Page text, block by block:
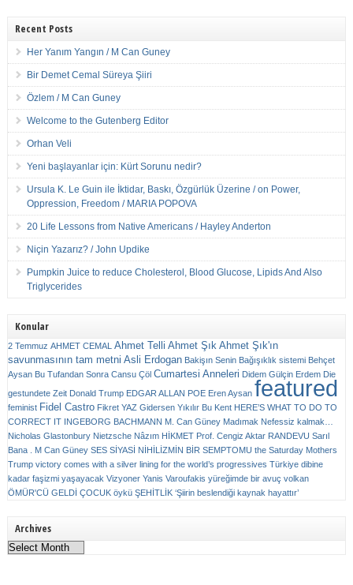
Recent Posts
Her Yanım Yangın / M Can Guney
Bir Demet Cemal Süreya Şiiri
Özlem / M Can Guney
Welcome to the Gutenberg Editor
Orhan Veli
Yeni başlayanlar için: Kürt Sorunu nedir?
Ursula K. Le Guin ile İktidar, Baskı, Özgürlük Üzerine / on Power,
Oppression, Freedom / MARIA POPOVA
20 Life Lessons from Native Americans / Hayley Anderton
Niçin Yazarız? / John Updike
Pumpkin Juice to reduce Cholesterol, Blood Glucose, Lipids And Also
Triglycerides
Konular
2 Temmuz AHMET CEMAL Ahmet Telli Ahmet Şık Ahmet Şık'ın
savunmasının tam metni Asli Erdogan Bakişın Senin Bağışıklık sistemi Behçet
Aysan Bu Tufandan Sonra Cansu Çöl Cumartesi Anneleri Didem Gülçin Erdem Die
gestundete Zeit Donald Trump EDGAR ALLAN POE Eren Aysan featured
feminist Fidel Castro Fikret YAZ Gidersen Yıkılır Bu Kent HERE’S WHAT TO DO TO
CORRECT IT INGEBORG BACHMANN M. Can Güney Madımak Nefessiz kalmak…
Nicholas Glastonbury Nietzsche Nâzım HİKMET Prof. Cengiz Aktar RANDEVU Sarıl
Bana . M Can Güney SES SİYASİ NİHİLİZMİN BİR SEMPTOMU the Saturday Mothers
Trump victory comes with a silver lining for the world’s progressives Türkiye dibine
kadar faşizmi yaşayacak Vizyoner Yanis Varoufakis yüreğimde bir avuç volkan
ÖMÜR'CÜ GELDİ ÇOCUK öykü ŞEHİTLİK ‘Şiirin beslendiği kaynak hayattır’
Archives
Archives